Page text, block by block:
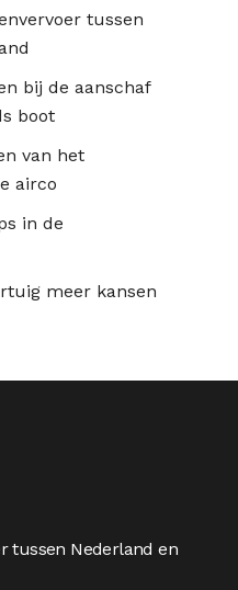
tussen
bij de aanschaf
boot
van het
airco
in de
meer kansen
tussen Nederland en